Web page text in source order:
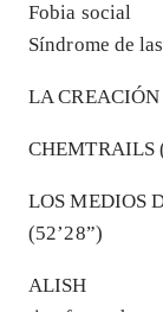
Fobia social
Síndrome de
LA
CHEMTRAILS
LOS MEDIOS
(52’28”)
ALISH